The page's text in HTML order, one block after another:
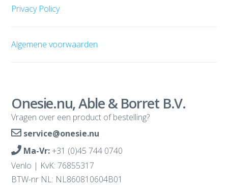
Privacy Policy
Algemene voorwaarden
Onesie.nu, Able & Borret B.V.
Vragen over een product of bestelling?
service@onesie.nu
Ma-Vr:+31 (0)45 744 0740
Venlo | KvK: 76855317
BTW-nr NL: NL860810604B01